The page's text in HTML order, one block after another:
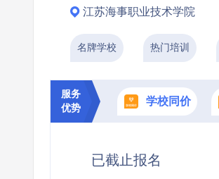
江苏海事职业技术学院
名牌学校 热门培训
服务
优势
学校同价
已截止报名